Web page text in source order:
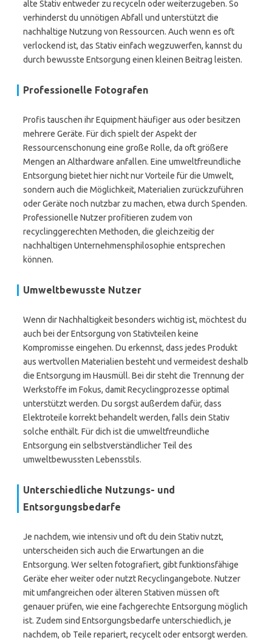
alte Stativ entweder zu recyceln oder weiterzugeben. So
verhinderst du unnötigen Abfall und unterstützt die
nachhaltige Nutzung von Ressourcen. Auch wenn es oft
verlockend ist, das Stativ einfach wegzuwerfen, kannst du
durch bewusste Entsorgung einen kleinen Beitrag leisten.
Professionelle Fotografen
Profis tauschen ihr Equipment häufiger aus oder besitzen
mehrere Geräte. Für dich spielt der Aspekt der
Ressourcenschonung eine große Rolle, da oft größere
Mengen an Althardware anfallen. Eine umweltfreundliche
Entsorgung bietet hier nicht nur Vorteile für die Umwelt,
sondern auch die Möglichkeit, Materialien zurückzuführen
oder Geräte noch nutzbar zu machen, etwa durch Spenden.
Professionelle Nutzer profitieren zudem von
recyclinggerechten Methoden, die gleichzeitig der
nachhaltigen Unternehmensphilosophie entsprechen
können.
Umweltbewusste Nutzer
Wenn dir Nachhaltigkeit besonders wichtig ist, möchtest du
auch bei der Entsorgung von Stativteilen keine
Kompromisse eingehen. Du erkennst, dass jedes Produkt
aus wertvollen Materialien besteht und vermeidest deshalb
die Entsorgung im Hausmüll. Bei dir steht die Trennung der
Werkstoffe im Fokus, damit Recyclingprozesse optimal
unterstützt werden. Du sorgst außerdem dafür, dass
Elektroteile korrekt behandelt werden, falls dein Stativ
solche enthält. Für dich ist die umweltfreundliche
Entsorgung ein selbstverständlicher Teil des
umweltbewussten Lebensstils.
Unterschiedliche Nutzungs- und
Entsorgungsbedarfe
Je nachdem, wie intensiv und oft du dein Stativ nutzt,
unterscheiden sich auch die Erwartungen an die
Entsorgung. Wer selten fotografiert, gibt funktionsfähige
Geräte eher weiter oder nutzt Recyclingangebote. Nutzer
mit umfangreichen oder älteren Stativen müssen oft
genauer prüfen, wie eine fachgerechte Entsorgung möglich
ist. Zudem sind Entsorgungsbedarfe unterschiedlich, je
nachdem, ob Teile repariert, recycelt oder entsorgt werden.